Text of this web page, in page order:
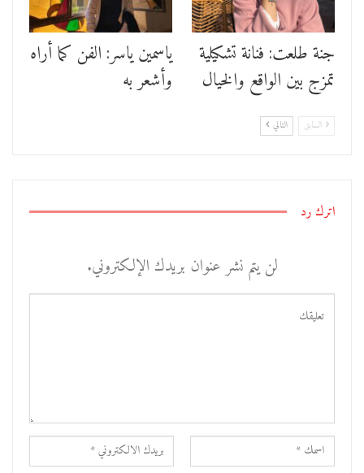
جنة طلعت: فنانة تشكيلية
تمزج بين الواقع والخيال
ياسمين ياسر: الفن كما أراه
وأشعر به
السابق التالي
اترك رد
لن يتم نشر عنوان بريدك الإلكتروني.